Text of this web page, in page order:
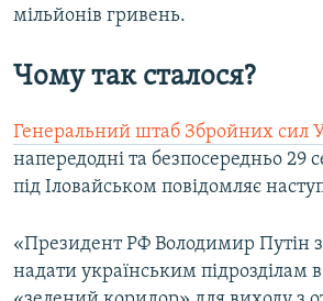
мільйонів гривень.
Чому так сталося?
Генеральний штаб Збройних сил
напередодні та безпосередньо 29
під Іловайськом повідомляє
«Президент РФ Володимир Путін
надати українським підрозділам